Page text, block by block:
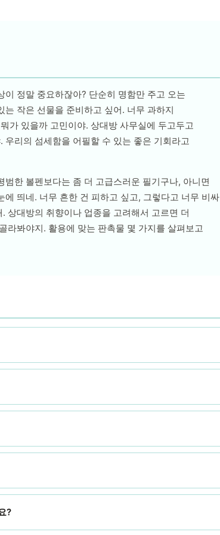
정말 중요하잖아? 단순히 명함만 주고 오는
작은 선물을 준비하고 싶어. 너무 과하지
가 있을까 고민이야. 상대방 사무실에 두고두고
리의 섬세함을 어필할 수 있는 좋은 기회라고
한 볼펜보다는 좀 더 고급스러운 필기구나, 아니면
띄네. 너무 흔한 건 피하고 싶고, 그렇다고 너무 비싸
상대방의 취향이나 업종을 고려해서 고르면 더
라봐야지. 활용에 맞는 판촉물 몇 가지를 살펴보고
?